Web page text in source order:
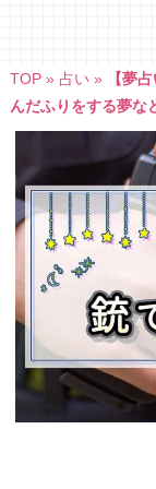
TOP» 占い»
【夢
んだふりをする夢な